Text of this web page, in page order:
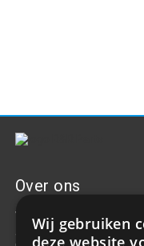
Over ons
Welkom bij R&R Parts
aanschaf van alle auto
Wij gebruiken
deze website